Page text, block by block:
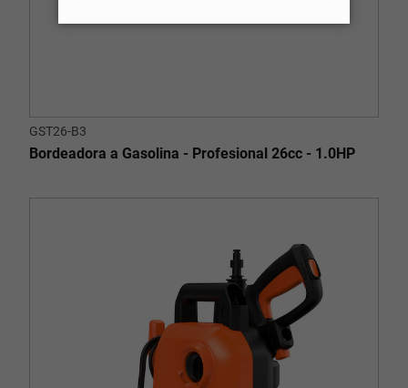
GST26-B3
Bordeadora a Gasolina - Profesional 26cc - 1.0HP